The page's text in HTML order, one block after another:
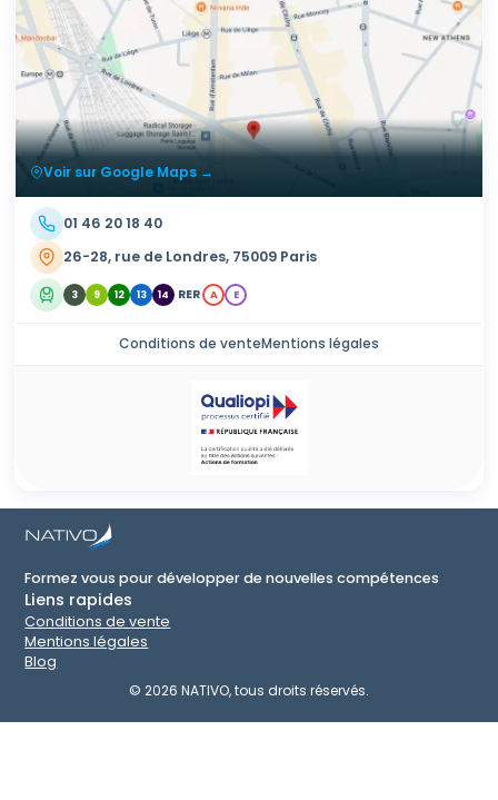
Voir sur Google Maps →
01 46 20 18 40
26-28, rue de Londres, 75009 Paris
3 9 12 13 14 RER A E
Conditions de venteMentions légales
Formez vous pour développer de nouvelles compétences
Liens rapides
Conditions de vente
Mentions légales
Blog
© 2026 NATIVO, tous droits réservés.